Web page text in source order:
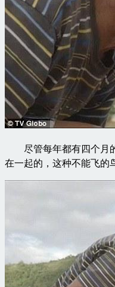
尽管每年都有四个月的
在一起的，这种不能飞的